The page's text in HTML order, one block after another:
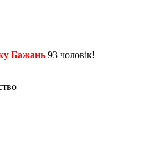
Бажань 93 чоловік!